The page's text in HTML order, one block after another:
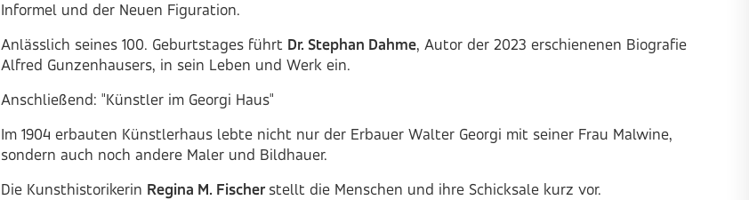
Informel und der Neuen Figuration.
Anlässlich seines 100. Geburtstages führt Dr. Stephan Dahme, Autor der 2023 erschienenen Biografie
Alfred Gunzenhausers, in sein Leben und Werk ein.
Anschließend: "Künstler im Georgi Haus"
Im 1904 erbauten Künstlerhaus lebte nicht nur der Erbauer Walter Georgi mit seiner Frau Malwine,
sondern auch noch andere Maler und Bildhauer.
Die Kunsthistorikerin Regina M. Fischer stellt die Menschen und ihre Schicksale kurz vor.